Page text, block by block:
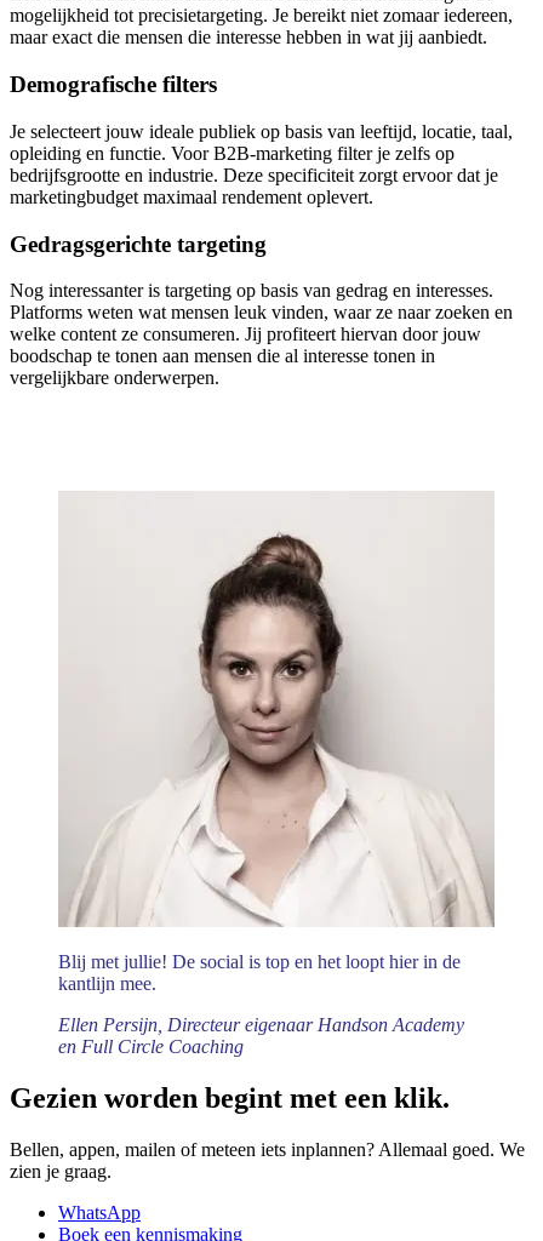
mogelijkheid tot precisietargeting. Je bereikt niet zomaar iedereen,
maar exact die mensen die interesse hebben in wat jij aanbiedt.
Demografische filters
Je selecteert jouw ideale publiek op basis van leeftijd, locatie, taal,
opleiding en functie. Voor B2B-marketing filter je zelfs op
bedrijfsgrootte en industrie. Deze specificiteit zorgt ervoor dat je
marketingbudget maximaal rendement oplevert.
Gedragsgerichte targeting
Nog interessanter is targeting op basis van gedrag en interesses.
Platforms weten wat mensen leuk vinden, waar ze naar zoeken en
welke content ze consumeren. Jij profiteert hiervan door jouw
boodschap te tonen aan mensen die al interesse tonen in
vergelijkbare onderwerpen.
Blij met jullie! De social is top en het loopt hier in de
kantlijn mee.
Ellen Persijn, Directeur eigenaar Handson Academy
en Full Circle Coaching
Gezien worden begint met een klik.
Bellen, appen, mailen of meteen iets inplannen? Allemaal goed. We
zien je graag.
WhatsApp
Boek een kennismaking